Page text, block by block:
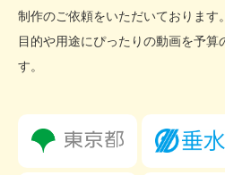
制作のご依頼をいただいております。
目的や用途にぴったりの動画を予算
す。